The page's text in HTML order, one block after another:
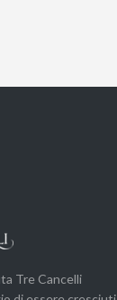
Tre Cancelli